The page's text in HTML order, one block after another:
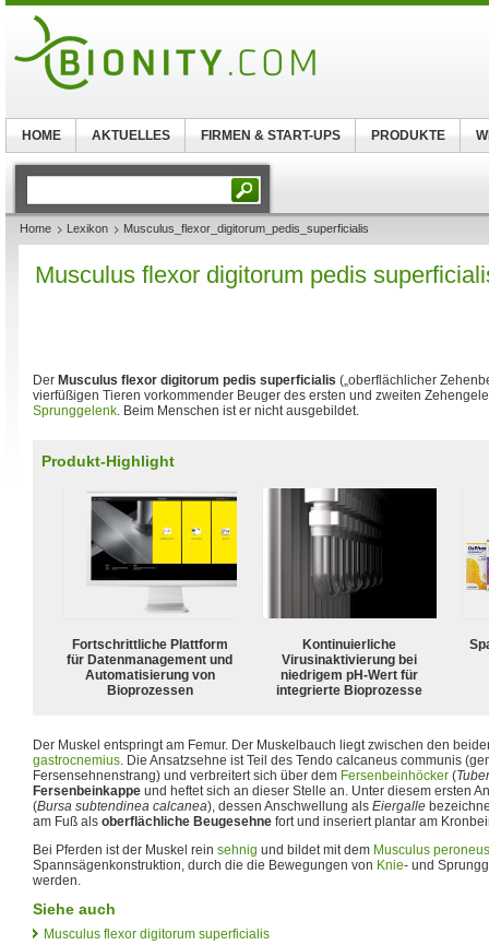
Home Lexikon Musculus_flexor_digitorum_pedis_superficialis
Musculus flexor digitorum pedis
Der Musculus flexor digitorum pedis superficialis („oberflächlicher
vierfüßigen Tieren vorkommender Beuger des ersten und zweiten
Sprunggelenk. Beim Menschen ist er nicht ausgebildet.
Produkt-Highlight
Fortschrittliche Plattform
für Datenmanagement und
Automatisierung von
Bioprozessen
Kontinuierliche
Virusinaktivierung bei
niedrigem pH-Wert für
integrierte Bioprozesse
Der Muskel entspringt am Femur. Der Muskelbauch liegt zwischen den
gastrocnemius. Die Ansatzsehne ist Teil des Tendo calcaneus communis
Fersensehnenstrang) und verbreitert sich über dem Fersenbeinhöcker (
Fersenbeinkappe und heftet sich an dieser Stelle an. Unter diesem ersten
(Bursa subtendinea calcanea), dessen Anschwellung als Eiergalle
am Fuß als oberflächliche Beugesehne fort und inseriert plantar am
Bei Pferden ist der Muskel rein sehnig und bildet mit dem Musculus
Spannsägenkonstruktion, durch die die Bewegungen von Knie- und
werden.
Siehe auch
Musculus flexor digitorum superficialis
HOME AKTUELLES FIRMEN & START-UPS PRODUKTE